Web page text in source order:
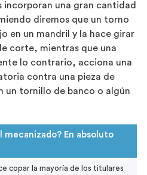
incorporan una gran cantidad
diremos que un torno
en un mandril y la hace girar
corte, mientras que una
lo contrario, acciona una
contra una pieza de
un tornillo de banco o algún
mecanizado? En absoluto
copar la mayoría de los titulares